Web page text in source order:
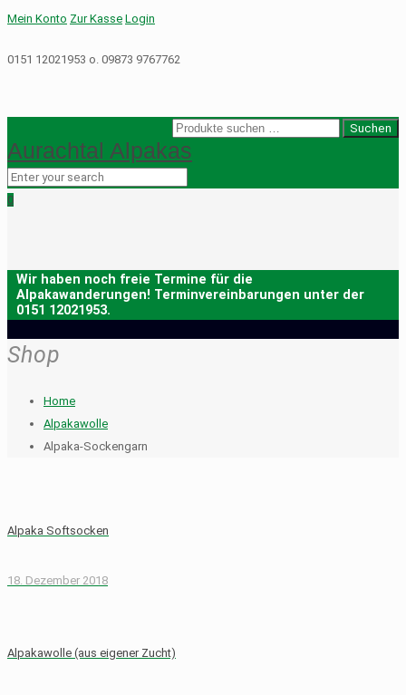
Mein Konto Zur Kasse Login
0151 12021953 o. 09873 9767762
Suche
nach:
Suchen
Aurachtal Alpakas
0
Shop
Home
Alpakawolle
Alpaka-Sockengarn
Alpaka Softsocken
18. Dezember 2018
Alpakawolle (aus eigener Zucht)